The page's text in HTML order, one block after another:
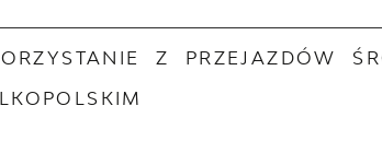
Z PRZEJAZDÓW